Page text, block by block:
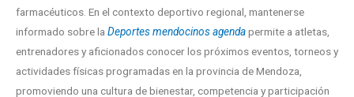
farmacéuticos. En el contexto deportivo regional, mantenerse
informado sobre la Deportes mendocinos agendapermite a atletas,
entrenadores y aficionados conocer los próximos eventos, torneos y
actividades físicas programadas en la provincia de Mendoza,
promoviendo una cultura de bienestar, competencia y participación